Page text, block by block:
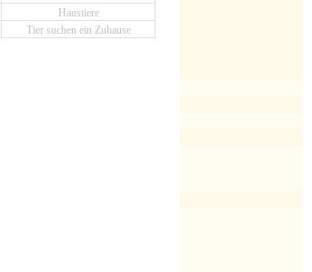
Haustiere
Tier suchen ein Zuhause